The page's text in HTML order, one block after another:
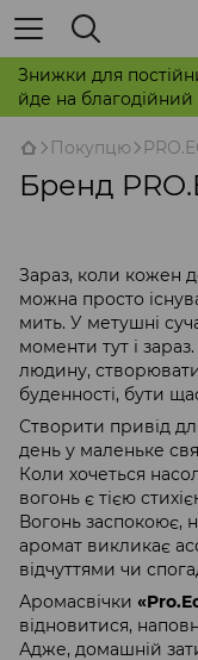
Знижки для
йде на
Покупцю
Бренд
Зараз, коли кожен
можна просто
мить. У метушні
моменти тут і
людину,
буденності, бути
Створити привід
день у маленьке
Коли хочеться
вогонь є тією
Вогонь заспокоює,
аромат викликає
відчуттями чи
Аромасвічки
відновитися,
Адже, домашній